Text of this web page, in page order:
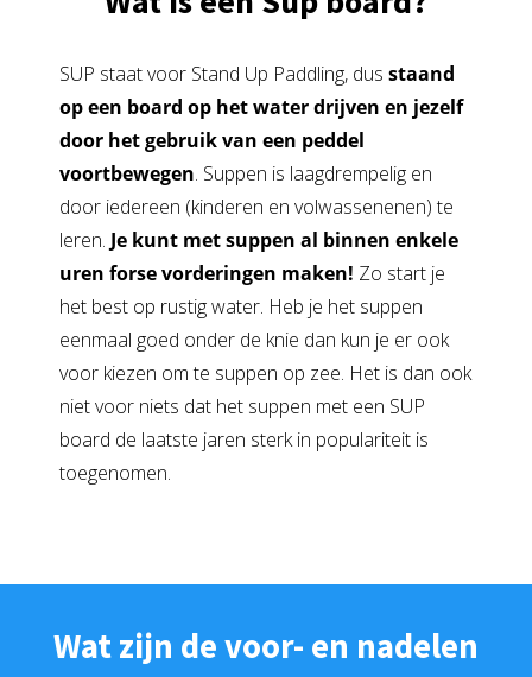
SUP staat voor Stand Up Paddling, dus staand
op een board op het water drijven en jezelf
door het gebruik van een peddel
voortbewegen. Suppen is laagdrempelig en
door iedereen (kinderen en volwassenenen) te
leren. Je kunt met suppen al binnen enkele
uren forse vorderingen maken! Zo start je
het best op rustig water. Heb je het suppen
eenmaal goed onder de knie dan kun je er ook
voor kiezen om te suppen op zee. Het is dan ook
niet voor niets dat het suppen met een SUP
board de laatste jaren sterk in populariteit is
toegenomen.
Wat zijn de voor- en nadelen